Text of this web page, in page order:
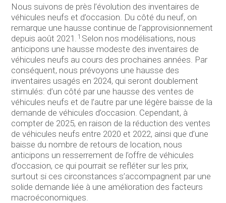
Nous suivons de près l’évolution des inventaires de
véhicules neufs et d’occasion. Du côté du neuf, on
remarque une hausse continue de l’approvisionnement
depuis août 2021. 1Selon nos modélisations, nous
anticipons une hausse modeste des inventaires de
véhicules neufs au cours des prochaines années. Par
conséquent, nous prévoyons une hausse des
inventaires usagés en 2024, qui seront doublement
stimulés: d’un côté par une hausse des ventes de
véhicules neufs et de l’autre par une légère baisse de la
demande de véhicules d’occasion. Cependant, à
compter de 2025, en raison de la réduction des ventes
de véhicules neufs entre 2020 et 2022, ainsi que d’une
baisse du nombre de retours de location, nous
anticipons un resserrement de l’offre de véhicules
d’occasion, ce qui pourrait se refléter sur les prix,
surtout si ces circonstances s’accompagnent par une
solide demande liée à une amélioration des facteurs
macroéconomiques.